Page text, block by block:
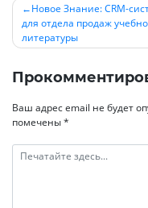
Навигация
по
записям
Новое Знание: CRM-
для отдела продаж
литературы
Ваш адрес email не будет
помечены*